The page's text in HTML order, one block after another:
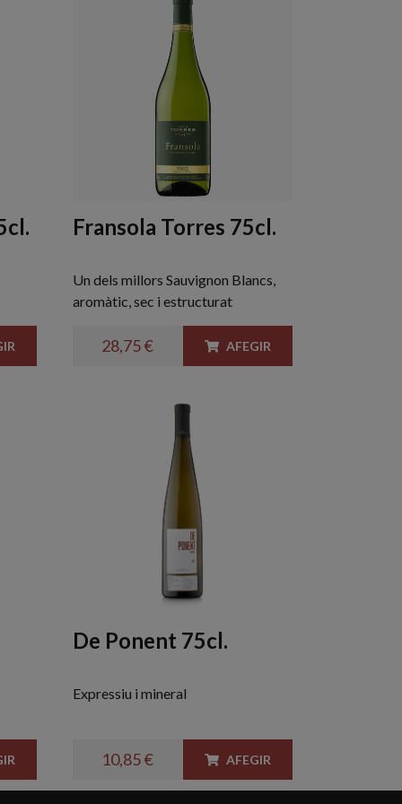
Fransola Torres 75cl.
Un dels millors Sauvignon Blancs,
aromàtic, sec i estructurat
28,75 € AFEGIR
De Ponent 75cl.
Expressiu i mineral
10,85 € AFEGIR